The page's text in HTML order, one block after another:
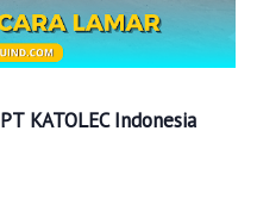
PT KATOLEC Indonesia